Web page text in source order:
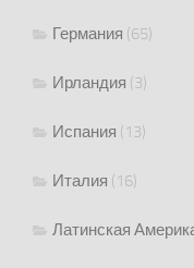
Германия (65)
Ирландия (3)
Испания (13)
Италия (16)
Латинская